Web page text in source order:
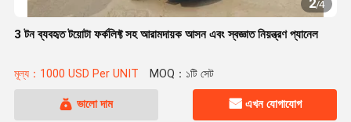
2/4
3 টন ব্যবহৃত টয়োটা ফর্কলিফ্ট সহ আরামদায়ক আসন এবং স্বজ্ঞাত নিয়ন্ত্রণ প্যানেল
মূল্য：1000 USD Per UNIT MOQ：১টি সেট
ভালো দাম এখন যোগাযোগ